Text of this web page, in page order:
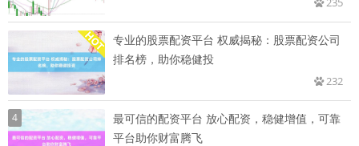
专业的股票配资平台 权威揭秘：股票配资公司
排名榜，助你稳健投
232
4
最可信的配资平台 放心配资，稳健增值，可靠
平台助你财富腾飞